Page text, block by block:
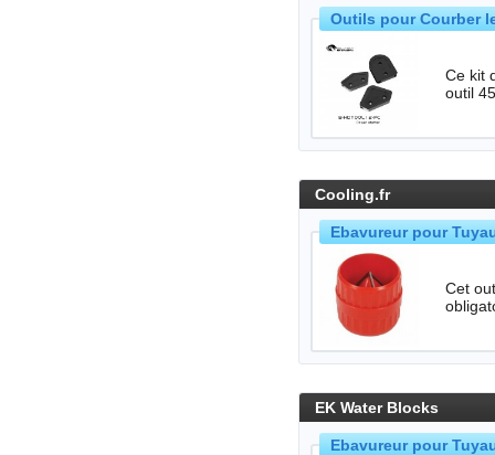
Outils pour Courber
Ce kit
Cooling.fr
Ebavureur pour
Cet
EK Water Blocks
Ebavureur pour